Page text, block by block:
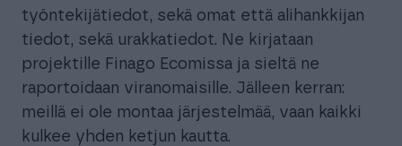
työntekijätiedot, sekä omat että alihankkijan
tiedot, sekä urakkatiedot. Ne kirjataan
projektille Finago Ecomissa ja sieltä ne
raportoidaan viranomaisille. Jälleen kerran:
meillä ei ole montaa järjestelmää, vaan kaikki
kulkee yhden ketjun kautta.